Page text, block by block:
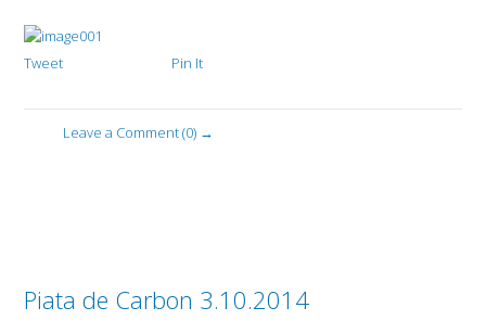
Tweet Pin It
Leave a Comment (0) →
Piata de Carbon 3.10.2014